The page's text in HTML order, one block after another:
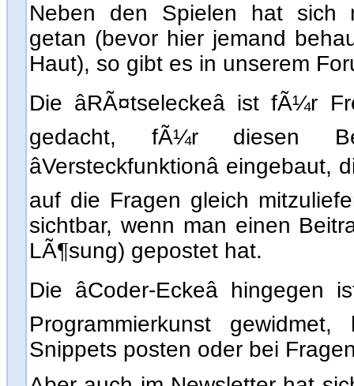
Neben den Spielen hat sich
getan (bevor hier jemand
Haut), so gibt es in unserem
Die âRÃ¤tseleckeâ ist
gedacht, fÃ¼r diesen
âVersteckfunktionâ
auf die Fragen gleich
sichtbar, wenn man einen
LÃ¶sung) gepostet hat.
Die âCoder-Eckeâ
Programmierkunst
Snippets posten oder bei